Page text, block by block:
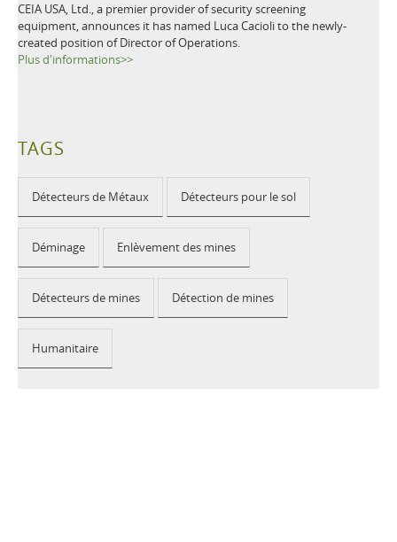
CEIA USA, Ltd., a premier provider of security screening
equipment, announces it has named Luca Cacioli to the newly-
created position of Director of Operations.
Plus d'informations>>
TAGS
Détecteurs de Métaux Détecteurs pour le sol
Déminage Enlèvement des mines
Détecteurs de mines Détection de mines
Humanitaire